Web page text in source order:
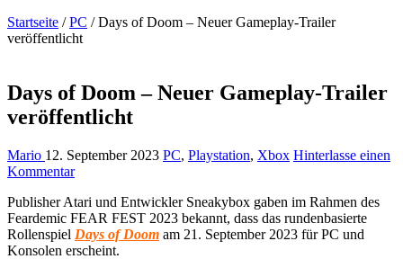
Startseite / PC / Days of Doom – Neuer Gameplay-Trailer
veröffentlicht
Days of Doom – Neuer Gameplay-Trailer
veröffentlicht
Mario 12. September 2023 PC, Playstation, Xbox Hinterlasse einen
Kommentar
Publisher Atari und Entwickler Sneakybox gaben im Rahmen des
Feardemic FEAR FEST 2023 bekannt, dass das rundenbasierte
Rollenspiel Days of Doom am 21. September 2023 für PC und
Konsolen erscheint.